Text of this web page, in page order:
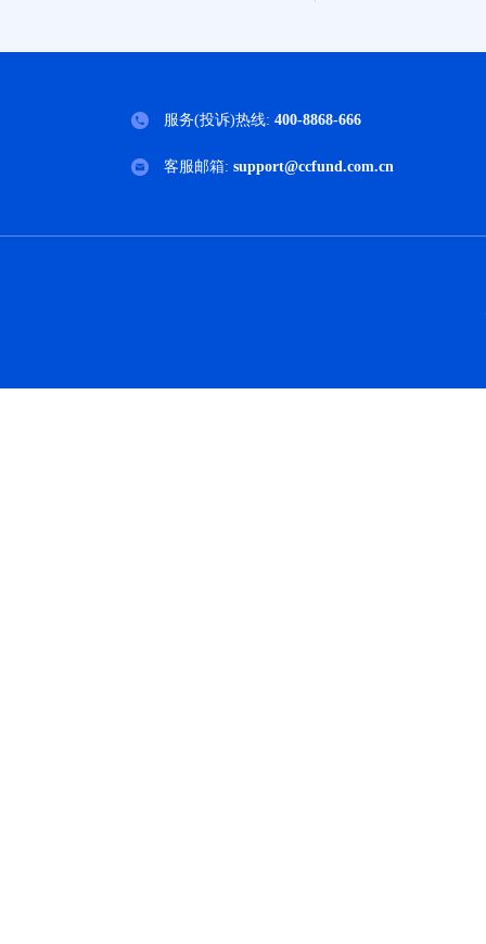
服务(投诉)热线: 400-8868-666
客服邮箱: support@ccfund.com.cn